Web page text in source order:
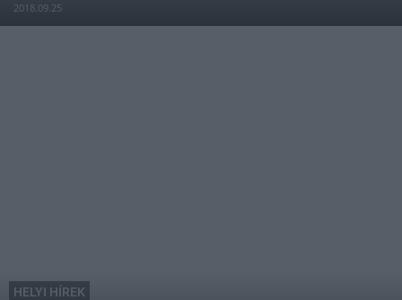
2018.09.25
HELYI HÍREK